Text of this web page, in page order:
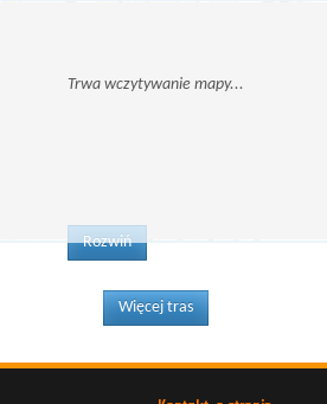
Rozwiń
Więcej tras